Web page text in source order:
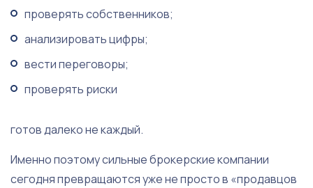
проверять собственников;
анализировать цифры;
вести переговоры;
проверять риски
готов далеко не каждый.
Именно поэтому сильные брокерские компании
сегодня превращаются уже не просто в «продавцов